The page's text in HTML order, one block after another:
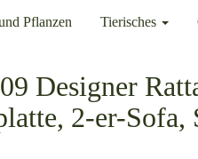
Pflanzen Tierisches
Designer
2-er-Sofa,